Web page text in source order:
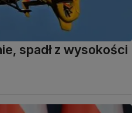
spadł z wysokości